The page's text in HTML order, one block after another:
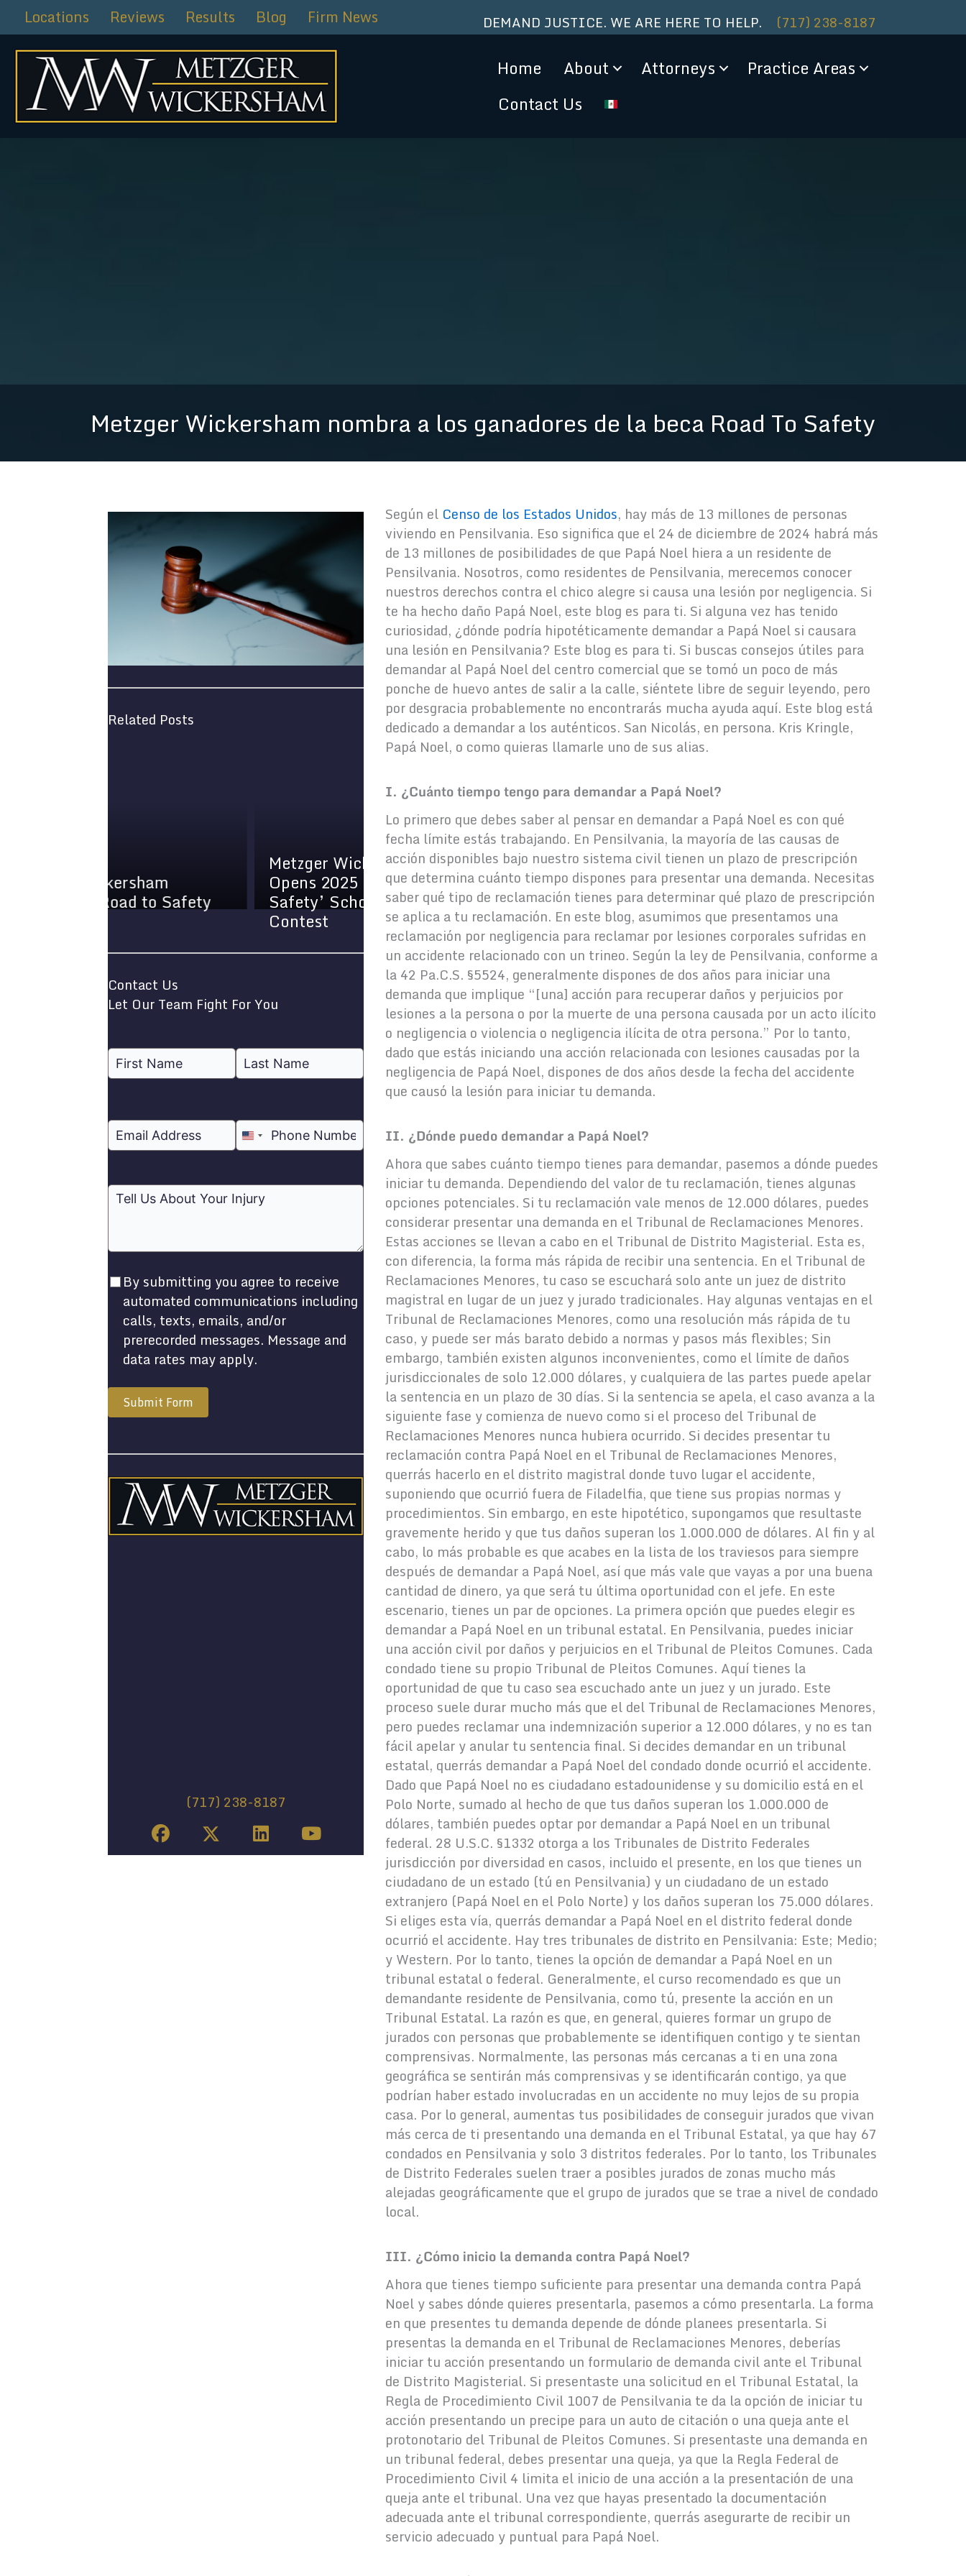
contenido
Locations Reviews Results Blog Firm News DEMAND JUSTICE. WE ARE HERE TO HELP. (717) 238-8187
Home About Attorneys
Practice Areas
Contact Us
Metzger Wickersham nombra a los ganadores de la beca Road To Safety
Related Posts
Road to Safety
Metzger Wickersham
Opens 2025 ‘Road To
Safety’ Scholarship 6 Causes of Catastrophic
Injuries
Santa Rear-Ended Me,
Where Can I Sue Him?
Contact Us
Let Our Team Fight For You
United
+1
By submitting you agree to receive
automated communications including
calls, texts, emails, and/or
prerecorded messages. Message and
data rates may apply.
Submit Form
(717) 238-8187
Según el Censo de los Estados Unidos, hay más de 13 millones de personas
viviendo en Pensilvania. Eso significa que el 24 de diciembre de 2024 habrá más
de 13 millones de posibilidades de que Papá Noel hiera a un residente de
Pensilvania. Nosotros, como residentes de Pensilvania, merecemos conocer
nuestros derechos contra el chico alegre si causa una lesión por negligencia. Si
te ha hecho daño Papá Noel, este blog es para ti. Si alguna vez has tenido
curiosidad, ¿dónde podría hipotéticamente demandar a Papá Noel si causara
una lesión en Pensilvania? Este blog es para ti. Si buscas consejos útiles para
demandar al Papá Noel del centro comercial que se tomó un poco de más
ponche de huevo antes de salir a la calle, siéntete libre de seguir leyendo, pero
por desgracia probablemente no encontrarás mucha ayuda aquí. Este blog está
dedicado a demandar a los auténticos. San Nicolás, en persona. Kris Kringle,
Papá Noel, o como quieras llamarle uno de sus alias.
I. ¿Cuánto tiempo tengo para demandar a Papá Noel?
Lo primero que debes saber al pensar en demandar a Papá Noel es con qué
fecha límite estás trabajando. En Pensilvania, la mayoría de las causas de
acción disponibles bajo nuestro sistema civil tienen un plazo de prescripción
que determina cuánto tiempo dispones para presentar una demanda. Necesitas
saber qué tipo de reclamación tienes para determinar qué plazo de prescripción
se aplica a tu reclamación. En este blog, asumimos que presentamos una
reclamación por negligencia para reclamar por lesiones corporales sufridas en
un accidente relacionado con un trineo. Según la ley de Pensilvania, conforme a
la 42 Pa.C.S. §5524, generalmente dispones de dos años para iniciar una
demanda que implique “[una] acción para recuperar daños y perjuicios por
lesiones a la persona o por la muerte de una persona causada por un acto ilícito
o negligencia o violencia o negligencia ilícita de otra persona.” Por lo tanto,
dado que estás iniciando una acción relacionada con lesiones causadas por la
negligencia de Papá Noel, dispones de dos años desde la fecha del accidente
que causó la lesión para iniciar tu demanda.
II. ¿Dónde puedo demandar a Papá Noel?
Ahora que sabes cuánto tiempo tienes para demandar, pasemos a dónde puedes
iniciar tu demanda. Dependiendo del valor de tu reclamación, tienes algunas
opciones potenciales. Si tu reclamación vale menos de 12.000 dólares, puedes
considerar presentar una demanda en el Tribunal de Reclamaciones Menores.
Estas acciones se llevan a cabo en el Tribunal de Distrito Magisterial. Esta es,
con diferencia, la forma más rápida de recibir una sentencia. En el Tribunal de
Reclamaciones Menores, tu caso se escuchará solo ante un juez de distrito
magistral en lugar de un juez y jurado tradicionales. Hay algunas ventajas en el
Tribunal de Reclamaciones Menores, como una resolución más rápida de tu
caso, y puede ser más barato debido a normas y pasos más flexibles; Sin
embargo, también existen algunos inconvenientes, como el límite de daños
jurisdiccionales de solo 12.000 dólares, y cualquiera de las partes puede apelar
la sentencia en un plazo de 30 días. Si la sentencia se apela, el caso avanza a la
siguiente fase y comienza de nuevo como si el proceso del Tribunal de
Reclamaciones Menores nunca hubiera ocurrido. Si decides presentar tu
reclamación contra Papá Noel en el Tribunal de Reclamaciones Menores,
querrás hacerlo en el distrito magistral donde tuvo lugar el accidente,
suponiendo que ocurrió fuera de Filadelfia, que tiene sus propias normas y
procedimientos. Sin embargo, en este hipotético, supongamos que resultaste
gravemente herido y que tus daños superan los 1.000.000 de dólares. Al fin y al
cabo, lo más probable es que acabes en la lista de los traviesos para siempre
después de demandar a Papá Noel, así que más vale que vayas a por una buena
cantidad de dinero, ya que será tu última oportunidad con el jefe. En este
escenario, tienes un par de opciones. La primera opción que puedes elegir es
demandar a Papá Noel en un tribunal estatal. En Pensilvania, puedes iniciar
una acción civil por daños y perjuicios en el Tribunal de Pleitos Comunes. Cada
condado tiene su propio Tribunal de Pleitos Comunes. Aquí tienes la
oportunidad de que tu caso sea escuchado ante un juez y un jurado. Este
proceso suele durar mucho más que el del Tribunal de Reclamaciones Menores,
pero puedes reclamar una indemnización superior a 12.000 dólares, y no es tan
fácil apelar y anular tu sentencia final. Si decides demandar en un tribunal
estatal, querrás demandar a Papá Noel del condado donde ocurrió el accidente.
Dado que Papá Noel no es ciudadano estadounidense y su domicilio está en el
Polo Norte, sumado al hecho de que tus daños superan los 1.000.000 de
dólares, también puedes optar por demandar a Papá Noel en un tribunal
federal. 28 U.S.C. §1332 otorga a los Tribunales de Distrito Federales
jurisdicción por diversidad en casos, incluido el presente, en los que tienes un
ciudadano de un estado (tú en Pensilvania) y un ciudadano de un estado
extranjero (Papá Noel en el Polo Norte) y los daños superan los 75.000 dólares.
Si eliges esta vía, querrás demandar a Papá Noel en el distrito federal donde
ocurrió el accidente. Hay tres tribunales de distrito en Pensilvania: Este; Medio;
y Western. Por lo tanto, tienes la opción de demandar a Papá Noel en un
tribunal estatal o federal. Generalmente, el curso recomendado es que un
demandante residente de Pensilvania, como tú, presente la acción en un
Tribunal Estatal. La razón es que, en general, quieres formar un grupo de
jurados con personas que probablemente se identifiquen contigo y te sientan
comprensivas. Normalmente, las personas más cercanas a ti en una zona
geográfica se sentirán más comprensivas y se identificarán contigo, ya que
podrían haber estado involucradas en un accidente no muy lejos de su propia
casa. Por lo general, aumentas tus posibilidades de conseguir jurados que vivan
más cerca de ti presentando una demanda en el Tribunal Estatal, ya que hay 67
condados en Pensilvania y solo 3 distritos federales. Por lo tanto, los Tribunales
de Distrito Federales suelen traer a posibles jurados de zonas mucho más
alejadas geográficamente que el grupo de jurados que se trae a nivel de condado
local.
III. ¿Cómo inicio la demanda contra Papá Noel?
Ahora que tienes tiempo suficiente para presentar una demanda contra Papá
Noel y sabes dónde quieres presentarla, pasemos a cómo presentarla. La forma
en que presentes tu demanda depende de dónde planees presentarla. Si
presentas la demanda en el Tribunal de Reclamaciones Menores, deberías
iniciar tu acción presentando un formulario de demanda civil ante el Tribunal
de Distrito Magisterial. Si presentaste una solicitud en el Tribunal Estatal, la
Regla de Procedimiento Civil 1007 de Pensilvania te da la opción de iniciar tu
acción presentando un precipe para un auto de citación o una queja ante el
protonotario del Tribunal de Pleitos Comunes. Si presentaste una demanda en
un tribunal federal, debes presentar una queja, ya que la Regla Federal de
Procedimiento Civil 4 limita el inicio de una acción a la presentación de una
queja ante el tribunal. Una vez que hayas presentado la documentación
adecuada ante el tribunal correspondiente, querrás asegurarte de recibir un
servicio adecuado y puntual para Papá Noel.